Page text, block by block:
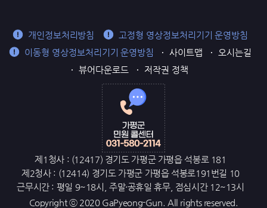
개인정보처리방침
고정형 영상정보처리기기 운영방침
이동형 영상정보처리기기 운영방침
사이트맵
오시는길
뷰어다운로드
저작권 정책
제1청사 : (12417) 경기도 가평군 가평읍 석봉로 181
제2청사 : (12414) 경기도 가평군 가평읍 석봉로191번길 10
근무시간 : 평일 9~18시, 주말·공휴일 휴무, 점심시간 12~13시
Copyright ⓒ 2020 GaPyeong-Gun. All rights reserved.